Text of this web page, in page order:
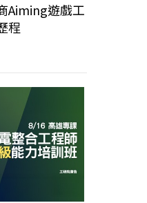
Aiming遊戲工
程